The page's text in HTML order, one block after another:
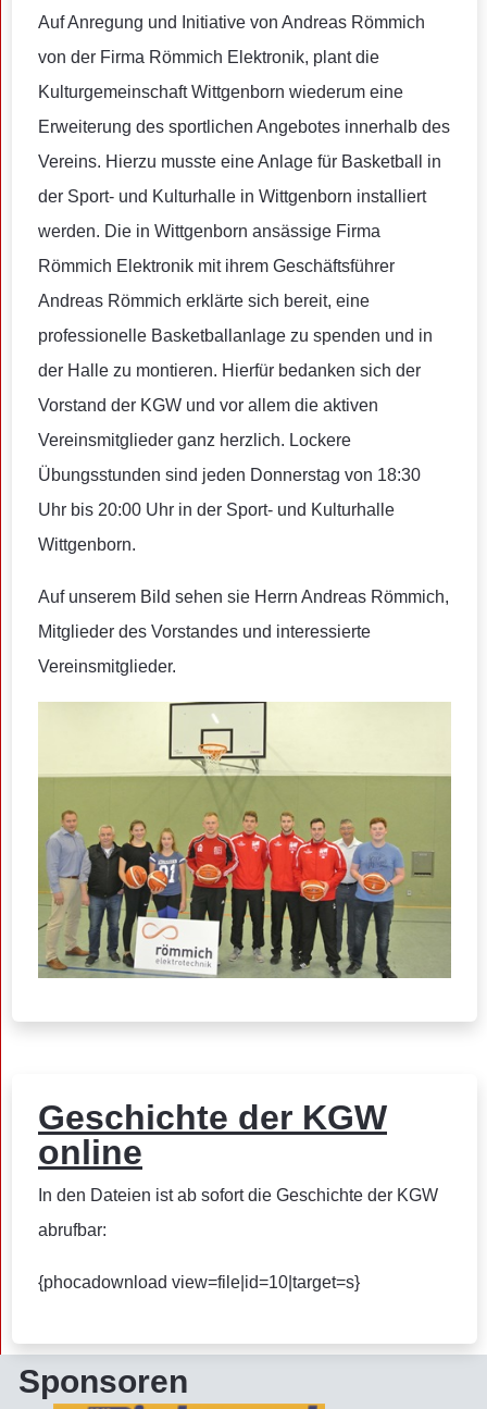
Auf Anregung und Initiative von Andreas Römmich
von der Firma Römmich Elektronik, plant die
Kulturgemeinschaft Wittgenborn wiederum eine
Erweiterung des sportlichen Angebotes innerhalb des
Vereins. Hierzu musste eine Anlage für Basketball in
der Sport- und Kulturhalle in Wittgenborn installiert
werden. Die in Wittgenborn ansässige Firma
Römmich Elektronik mit ihrem Geschäftsführer
Andreas Römmich erklärte sich bereit, eine
professionelle Basketballanlage zu spenden und in
der Halle zu montieren. Hierfür bedanken sich der
Vorstand der KGW und vor allem die aktiven
Vereinsmitglieder ganz herzlich. Lockere
Übungsstunden sind jeden Donnerstag von 18:30
Uhr bis 20:00 Uhr in der Sport- und Kulturhalle
Wittgenborn.
Auf unserem Bild sehen sie Herrn Andreas Römmich,
Mitglieder des Vorstandes und interessierte
Vereinsmitglieder.
Geschichte der KGW
online
In den Dateien ist ab sofort die Geschichte der KGW
abrufbar:
{phocadownload view=file|id=10|target=s}
Sponsoren